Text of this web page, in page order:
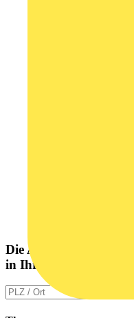
Die Altlampen
in Ihrer Nähe